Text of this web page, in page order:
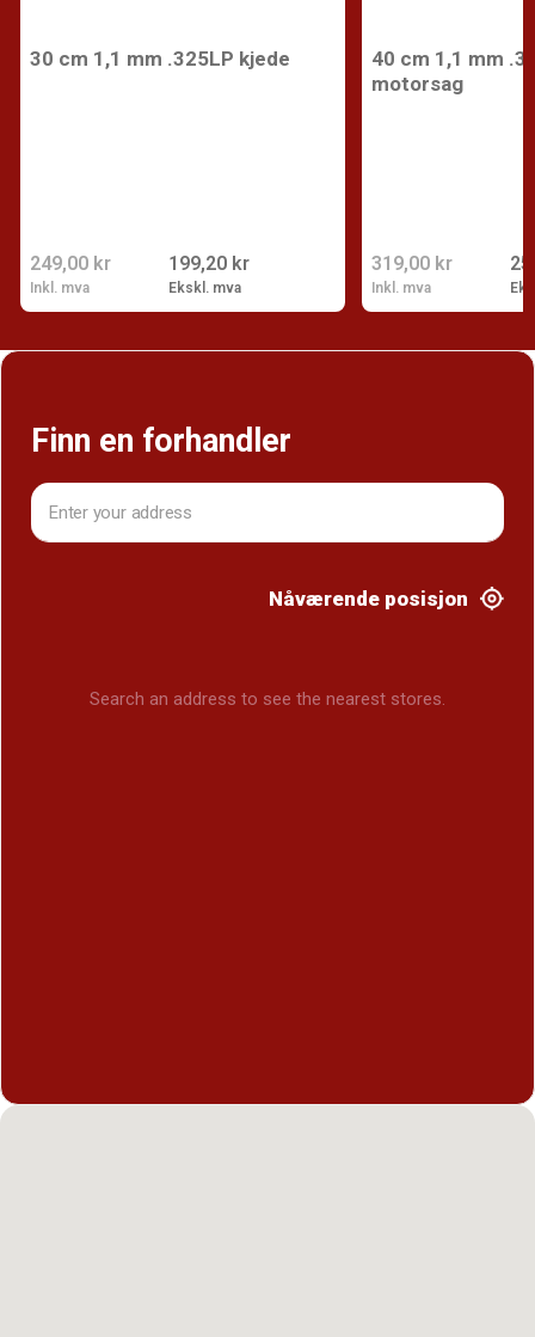
30 cm 1,1 mm .325LP kjede
199,20 kr
Ekskl. mva
249,00 kr
Inkl. mva
40 cm 1,1 mm
motorsag
319,00 kr
Inkl. mva
Finn en forhandler
Nåværende posisjon
Search an address to see the nearest stores.